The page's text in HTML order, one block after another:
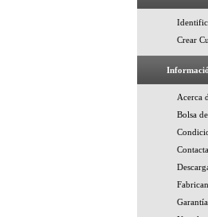
Crear
Acerca
Bolsa